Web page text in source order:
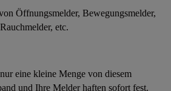
Öffnungsmelder, Bewegungsmelder,
Rauchmelder, etc.
eine kleine Menge von diesem
und Ihre Melder haften sofort fest.